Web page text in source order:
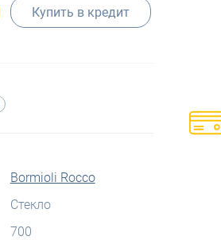
Купить в кредит
Bormioli Rocco
Стекло
700